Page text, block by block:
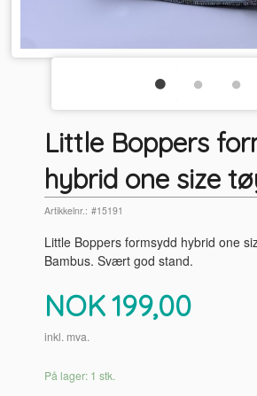
Little Boppers
hybrid one size
Artikkelnr.: #15191
Little Boppers formsydd hybrid one
Bambus. Svært god stand.
Pris
NOK199,00
inkl. mva.
På lager: 1 stk.